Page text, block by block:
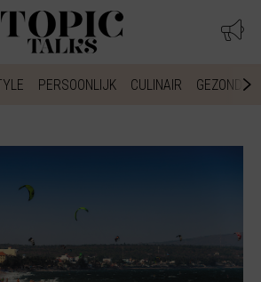
PERSOONLIJK CULINAIR